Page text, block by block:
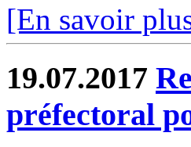
[En savoir
19.07.2017
préfectoral